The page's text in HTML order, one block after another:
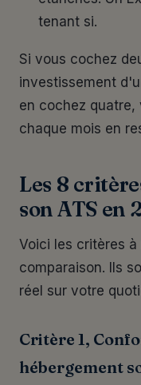
tenant si.
Si vous cochez
investissement
en cochez
chaque mois en
Les 8
son ATS en
Voici les critères
comparaison. Ils
réel sur votre
Critère 1,
hébergement